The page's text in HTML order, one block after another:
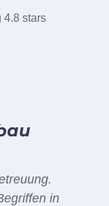
4.8 stars
in